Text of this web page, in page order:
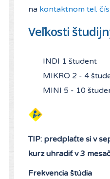
na kontaktnom tel.
Veľkosti
INDI 1 študent
MIKRO 2 - 4
MINI 5 - 10
TIP: predplaťte si v
kurz uhradiť v 3
Frekvencia štúdia